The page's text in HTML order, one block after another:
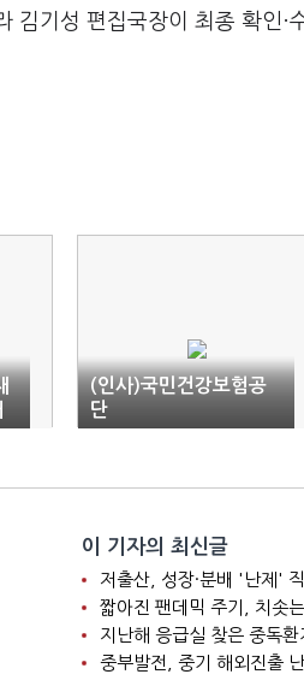
김기성 편집국장이 최종 확인·
(인사)국민건강보험공
단
이 기자의 최신글
저출산, 성장·분배 '난제'
짧아진 팬데믹 주기, 치솟
지난해 응급실 찾은 중독
중부발전, 중기 해외진출